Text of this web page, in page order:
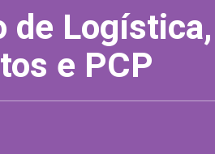
de Logística,
e PCP